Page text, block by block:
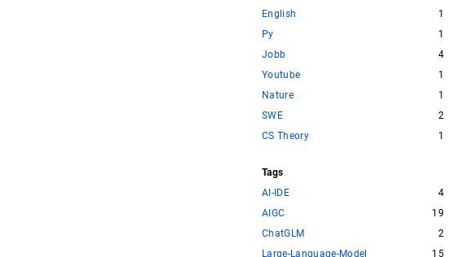
English
1
Py
1
Jobb
4
Youtube
1
Nature
1
SWE
2
CS Theory
1
Tags
AI-IDE
4
AIGC
19
ChatGLM
2
Large-Language-Model
15